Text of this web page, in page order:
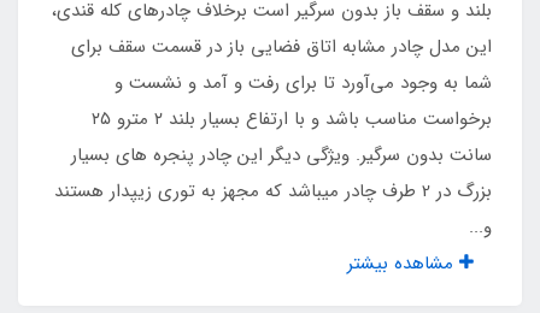
نمره 10 دو طرفه
ظرفیت برای نشستن
بلند و سقف باز بدون سرگیر است برخلاف چادرهای کله قندی،
این مدل چادر مشابه اتاق فضایی باز در قسمت سقف برای
شما به وجود می‌آورد تا برای رفت و آمد و نشست و
برخواست مناسب باشد و با ارتفاع بسیار بلند ۲ مترو ۲۵
سانت بدون سرگیر. ویژگی دیگر این چادر پنجره های بسیار
بزرگ در 2 طرف چادر میباشد که مجهز به توری زیپدار هستند
و...
مشاهده بیشتر